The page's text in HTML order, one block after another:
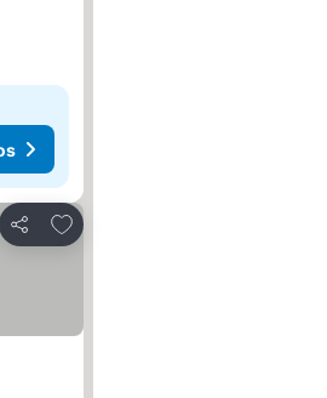
Partilhar
Adicionar aos favoritos